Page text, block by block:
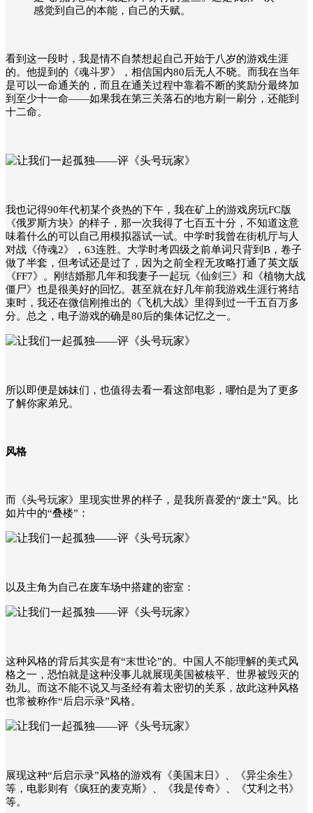
感觉到自己的本能，自己的天赋。
看到这一段时，我是情不自禁想起自己开始于八岁的游戏生涯
的。他提到的《魂斗罗》，相信国内80后无人不晓。而我在当年
是可以一命通关的，而且在通关过程中靠着不断的奖励分最终加
到至少十一命——如果我在第三关落石的地方刷一刷分，还能到
十二命。
我也记得90年代初某个炎热的下午，我在矿上的游戏房玩FC版
《俄罗斯方块》的样子，那一次我得了七百五十分，不知道这意
味着什么的可以自己用模拟器试一试。中学时我曾在街机厅与人
对战《侍魂2》，63连胜。大学时考四级之前单词只背到B，卷子
做了半套，但考试还是过了，因为之前全程无攻略打通了英文版
《FF7》。刚结婚那几年和我妻子一起玩《仙剑三》和《植物大战
僵尸》也是很美好的回忆。甚至就在好几年前我游戏生涯行将结
束时，我还在微信刚推出的《飞机大战》里得到过一千五百万多
分。总之，电子游戏的确是80后的集体记忆之一。
所以即便是姊妹们，也值得去看一看这部电影，哪怕是为了更多
了解你家弟兄。
风格
而《头号玩家》里现实世界的样子，是我所喜爱的“废土”风。比
如片中的“叠楼”：
以及主角为自己在废车场中搭建的密室：
这种风格的背后其实是有“末世论”的。中国人不能理解的美式风
格之一，恐怕就是这种没事儿就展现美国被核平、世界被毁灭的
劲儿。而这不能不说又与圣经有着太密切的关系，故此这种风格
也常被称作“后启示录”风格。
展现这种“后启示录”风格的游戏有《美国末日》、《异尘余生》
等，电影则有《疯狂的麦克斯》、《我是传奇》、《艾利之书》
等。